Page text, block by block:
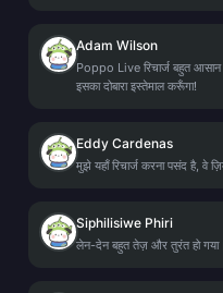
Adam Wilson
Poppo Live रिचार्ज बहुत
इसका दोबारा इस्तेमाल करूँगा!
Eddy Cardenas
मुझे यहाँ रिचार्ज करना पसंद है, वे
Siphilisiwe Phiri
लेन-देन बहुत तेज़ और तुरंत हो गया।